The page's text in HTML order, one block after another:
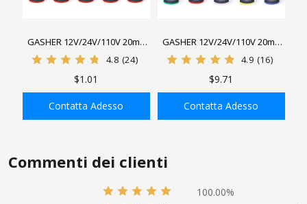
AGGIUNGI ALLA
GASHER 12V/24V/110V 20mA
Indicatore luminoso a
Dimensioni foro di montaggio
22mm (7/8 di pollice) Rosso
4.8 (24)
$1.01
Contatta Adesso
AGGIUNGI ALLA
GASHER 12V/24V/110V 20mA
Indicatore LED a risparmio
montaggio 22mm (7/8 pollici)
Verde Giallo Rosso Blu Bianco
10 pezzi
4.9 (16)
$9.71
Contatta Adesso
Commenti dei clienti
100.00%